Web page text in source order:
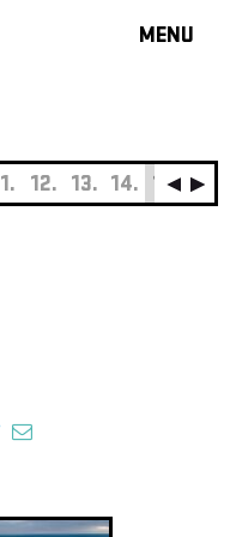
MENU
JAZZ
12. 13. 14. 15. 16.